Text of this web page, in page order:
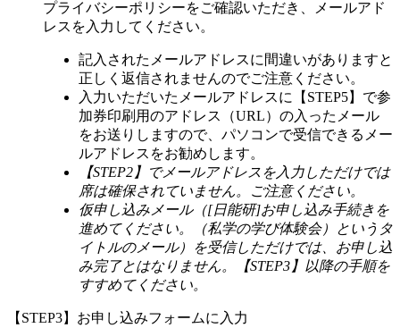
プライバシーポリシーをご確認いただき、メールアド
レスを入力してください。
記入されたメールアドレスに間違いがありますと
正しく返信されませんのでご注意ください。
入力いただいたメールアドレスに【STEP5】で参
加券印刷用のアドレス（URL）の入ったメール
をお送りしますので、パソコンで受信できるメー
ルアドレスをお勧めします。
【STEP2】でメールアドレスを入力しただけでは
席は確保されていません。ご注意ください。
仮申し込みメール（[日能研]お申し込み手続きを
進めてください。（私学の学び体験会）というタ
イトルのメール）を受信しただけでは、お申し込
み完了とはなりません。【STEP3】以降の手順を
すすめてください。
【STEP3】お申し込みフォームに入力